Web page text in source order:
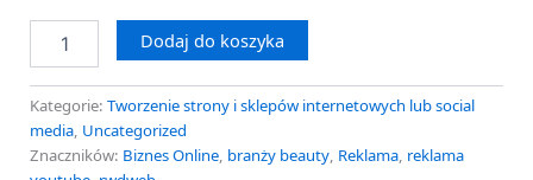
Dodaj do koszyka
Kategorie: Tworzenie strony i sklepów internetowych lub social
media, Uncategorized
Znaczników: Biznes Online, branży beauty, Reklama, reklama